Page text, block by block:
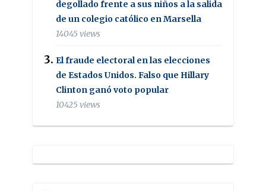
degollado frente a sus niños a la salida
de un colegio católico en Marsella
14045 views
El fraude electoral en las elecciones
de Estados Unidos. Falso que Hillary
Clinton ganó voto popular
10425 views